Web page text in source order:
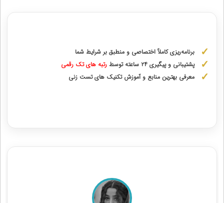
برنامه‌ریزی کاملاً اختصاصی و منطبق بر شرایط شما
پشتیبانی و پیگیری ۲۴ ساعته توسط
رتبه‌ های تک رقمی
معرفی بهترین منابع و آموزش تکنیک های تست زنی